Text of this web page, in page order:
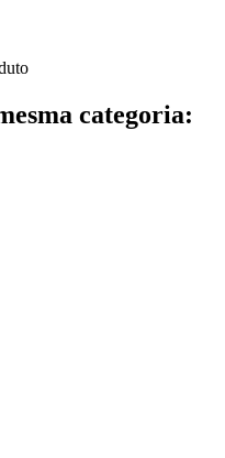
categoria: